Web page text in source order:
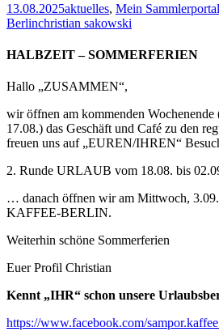
13.08.2025aktuelles, Mein Sammlerportal
Berlinchristian sakowski
HALBZEIT – SOMMERFERIEN
Hallo „ZUSAMMEN“,
wir öffnen am kommenden Wochenende
17.08.) das Geschäft und Café zu den
freuen uns auf „EUREN/IHREN“
2. Runde URLAUB vom 18.08. bis
… danach öffnen wir am Mittwoch,
KAFFEE-BERLIN.
Weiterhin schöne Sommerferien
Euer Profil Christian
Kennt „IHR“ schon unsere
https://www.facebook.com/